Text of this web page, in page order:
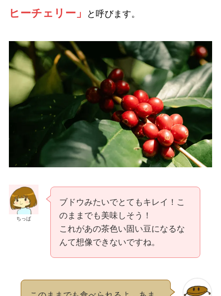
ヒーチェリー」
と呼びます。
ちっぱ
ブドウみたいでとてもキレイ！こ
のままでも美味しそう！
これがあの茶色い固い豆になるな
んて想像できないですね。